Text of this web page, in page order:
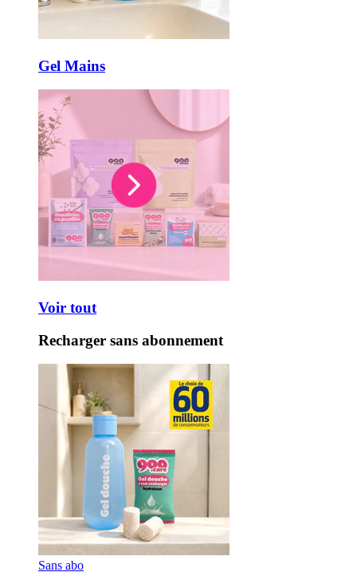
Gel Mains
Voir tout
Recharger sans abonnement
Sans abo